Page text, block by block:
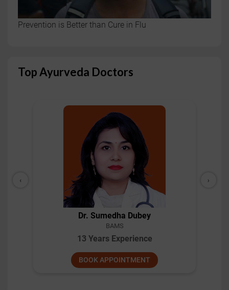
Prevention is Better than Cure in Flu
Top Ayurveda Doctors
Dr. Pillai
BAMS
10 Years Experience
BOOK APPOINTMENT
‹ ›